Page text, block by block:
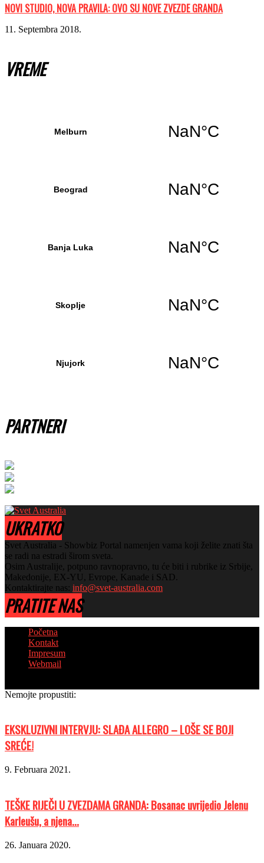
NOVI STUDIO, NOVA PRAVILA: OVO SU NOVE ZVEZDE GRANDA
11. Septembra 2018.
VREME
PARTNERI
UKRATKO
Svet Australia - Showbiz Portal namenjen vama koji želite znati šta
se radi na estradi širom sveta.
Osim Australije, potpuno ravnopravno, tu će biti i rubrike iz Srbije,
Makedonije, EX-YU, Evrope, Kanade i SAD.
Kontaktirajte nas: info@svet-australia.com
PRATITE NAS
Početna
Kontakt
Impresum
Webmail
Nemojte propustiti:
EKSKLUZIVNI INTERVJU: SLAĐA ALLEGRO – LOŠE SE BOJI
SREĆE!
9. Februara 2021.
TEŠKE RIJEČI U ZVEZDAMA GRANDA: Bosanac uvrijedio Jelenu
Karleušu, a njena...
26. Januara 2020.